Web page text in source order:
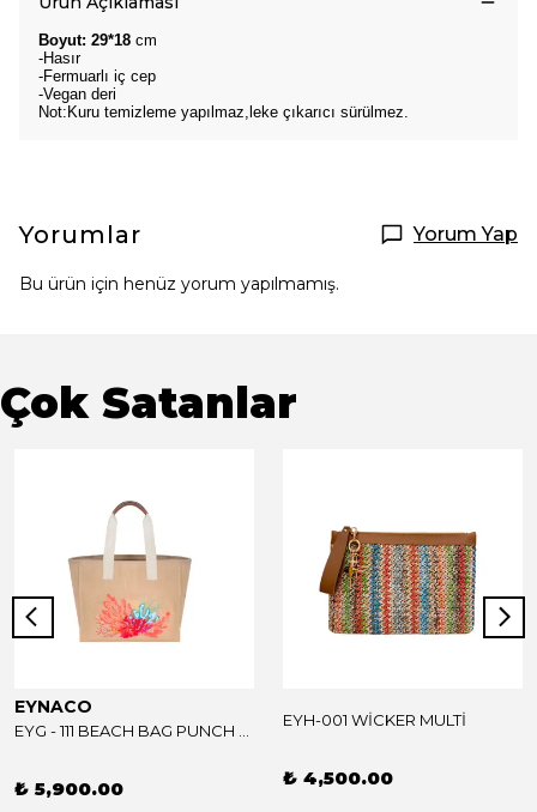
Boyut: 29*18 cm
-Hasır
-Fermuarlı iç cep
-Vegan deri
Not:Kuru temizleme yapılmaz,leke çıkarıcı sürülmez.
Yorumlar Yorum Yap
Bu ürün için henüz yorum yapılmamış.
Çok Satanlar
EYNACO
₺ 5,900.00
EYH-001 WİCKER MULTİ
₺ 4,500.00